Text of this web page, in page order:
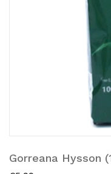
Gorreana Hysson